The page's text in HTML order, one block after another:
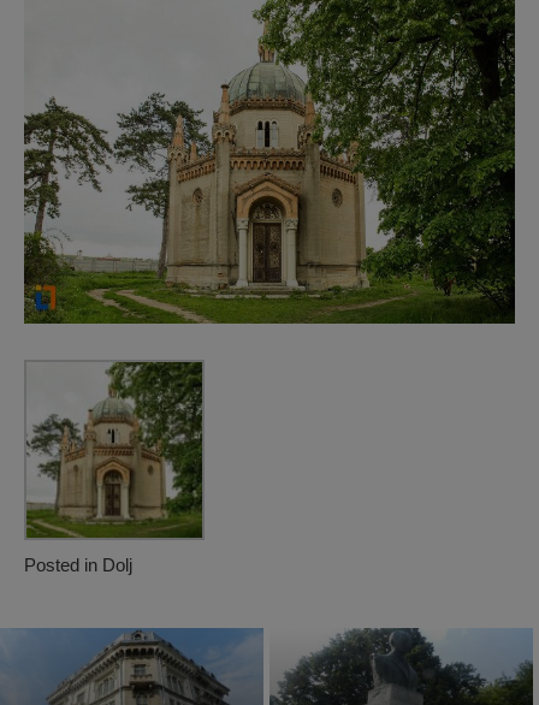
Posted in Dolj